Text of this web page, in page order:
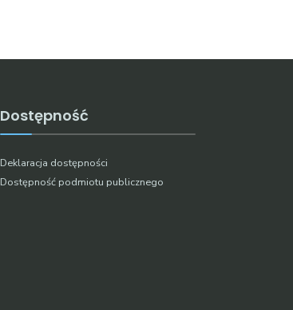
Dostępność
Deklaracja dostępności
Dostępność podmiotu publicznego